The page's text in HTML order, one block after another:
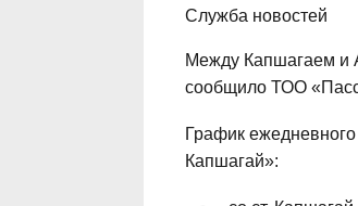
Служба новостей
Между Капшагаем и
сообщило ТОО
График
Капшагай»: